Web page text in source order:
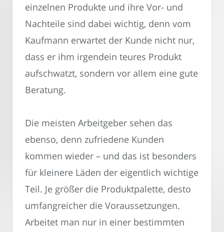
einzelnen Produkte und ihre Vor- und
Nachteile sind dabei wichtig, denn vom
Kaufmann erwartet der Kunde nicht nur,
dass er ihm irgendein teures Produkt
aufschwatzt, sondern vor allem eine gute
Beratung.
Die meisten Arbeitgeber sehen das
ebenso, denn zufriedene Kunden
kommen wieder – und das ist besonders
für kleinere Läden der eigentlich wichtige
Teil. Je größer die Produktpalette, desto
umfangreicher die Voraussetzungen.
Arbeitet man nur in einer bestimmten